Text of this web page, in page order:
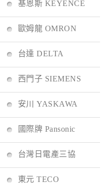
基恩斯 KEYENCE
歐姆龍 OMRON
台達 DELTA
西門子 SIEMENS
安川 YASKAWA
國際牌 Pansonic
台灣日電產三協
東元 TECO